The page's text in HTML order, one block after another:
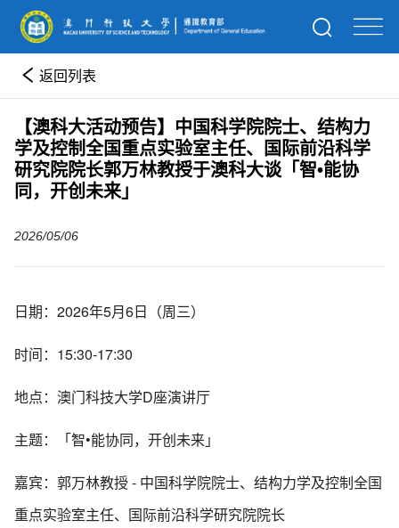
返回列表
【澳科大活动预告】中国科学院院士、结构力
学及控制全国重点实验室主任、国际前沿科学
研究院院长郭万林教授于澳科大谈「智•能协
同，开创未来」
2026/05/06
日期：2026年5月6日（周三）
时间：15:30-17:30
地点：澳门科技大学D座演讲厅
主题：「智•能协同，开创未来」
嘉宾：郭万林教授 - 中国科学院院士、结构力学及控制全国
重点实验室主任、国际前沿科学研究院院长